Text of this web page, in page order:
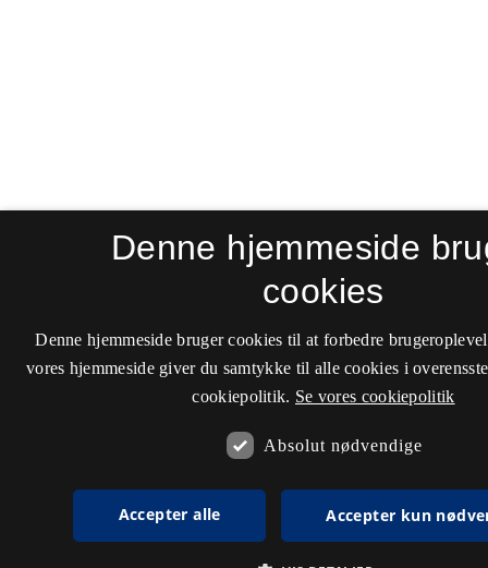
Denne hjemmeside
cookies
Denne hjemmeside bruger cookies til at forbedre
vores hjemmeside giver du samtykke til alle cookies i
cookiepolitik. Se vores cookiepolitik
Absolut nødvendige
Accepter alle Accepter kun